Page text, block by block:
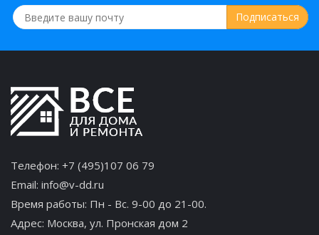
Телефон: +7 (495)107 06 79
Email: info@v-dd.ru
Время работы: Пн - Вс. 9-00 до 21-00.
Адрес: Москва, ул. Пронская дом 2